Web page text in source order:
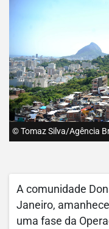
© Tomaz Silva/Agência
A comunidade
Janeiro,
uma fase da